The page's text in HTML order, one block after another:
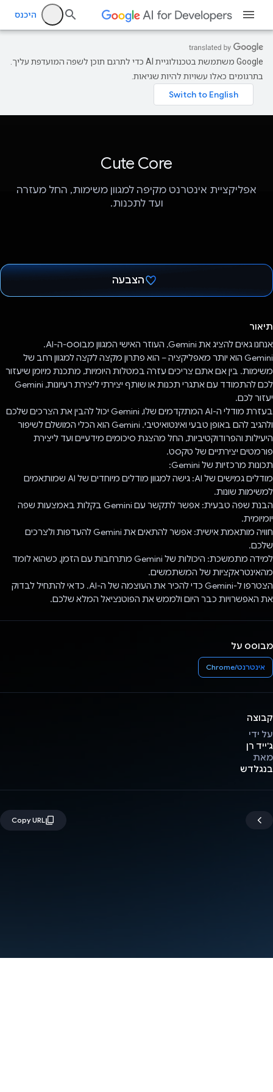
היכנס
‫Google משתמשת בטכנולוגיית AI כדי לתרגם תוכן לשפה המועדפת עליך.
בתרגומים כאלו עשויות להיות שגיאות.
Cute Core
אפליקציית אינטרנט מקיפה למגוון משימות, החל מעזרה
ועד לתכנות.
הצבעה
תיאור
אנחנו גאים להציג את Gemini, העוזר האישי המגוון מבוסס-ה-AI.
Gemini הוא יותר מאפליקציה – הוא פתרון מקצה לקצה למגוון רחב של
משימות. בין אם אתם צריכים עזרה במטלות היומיות, מתכנת מיומן שיעזור
לכם להתמודד עם אתגרי תכנות או שותף יצירתי ליצירת רעיונות, Gemini
יעזור לכם.
בעזרת מודלי ה-AI המתקדמים שלו, Gemini יכול להבין את הצרכים שלכם
ולהגיב להם באופן טבעי ואינטואיטיבי. Gemini הוא הכלי המושלם לשיפור
היעילות והפרודוקטיביות, החל מהצגת סיכומים מידעיים ועד ליצירת
פורמטים יצירתיים של טקסט.
תכונות מרכזיות של Gemini:
מודלים גמישים של AI: גישה למגוון מודלים מיוחדים של AI שמותאמים
למשימות שונות.
הבנת שפה טבעית: אפשר לתקשר עם Gemini בקלות באמצעות שפה
יומיומית.
חוויה מותאמת אישית: אפשר להתאים את Gemini להעדפות ולצרכים
שלכם.
למידה מתמשכת: היכולות של Gemini מתרחבות עם הזמן, כשהוא לומד
מהאינטראקציות של המשתמשים.
הצטרפו ל-Gemini כדי להכיר את העוצמה של ה-AI. כדאי להתחיל לבדוק
את האפשרויות כבר היום ולממש את הפוטנציאל המלא שלכם.
מבוסס על
אינטרנט/Chrome
קבוצה
על ידי
ג'ייד רן
מאת
בנגלדש